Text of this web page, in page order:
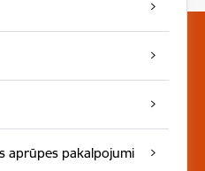
aprūpes pakalpojumi